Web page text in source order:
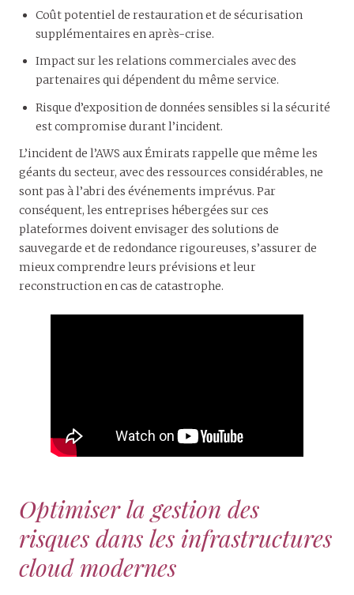
Coût potentiel de restauration et de sécurisation
supplémentaires en après-crise.
Impact sur les relations commerciales avec des
partenaires qui dépendent du même service.
Risque d’exposition de données sensibles si la sécurité
est compromise durant l’incident.
L’incident de l’AWS aux Émirats rappelle que même les
géants du secteur, avec des ressources considérables, ne
sont pas à l’abri des événements imprévus. Par
conséquent, les entreprises hébergées sur ces
plateformes doivent envisager des solutions de
sauvegarde et de redondance rigoureuses, s’assurer de
mieux comprendre leurs prévisions et leur
reconstruction en cas de catastrophe.
Optimiser la gestion des
risques dans les infrastructures
cloud modernes